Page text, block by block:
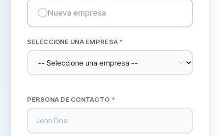
Nueva empresa
SELECCIONE UNA EMPRESA *
PERSONA DE CONTACTO *